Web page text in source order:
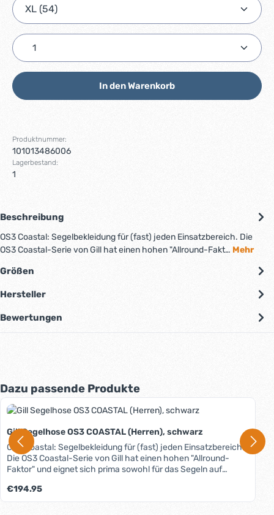
Produkt Anzahl: Gib den gewünschten Wert ein
In den Warenkorb
Produktnummer:
101013486006
Lagerbestand:
1
Beschreibung
OS3 Coastal: Segelbekleidung für (fast) jeden Einsatzbereich. Die
OS3 Coastal-Serie von Gill hat einen hohen "Allround-Fakt… Mehr
Größen
Hersteller
Bewertungen
Produktgalerie überspringen
Dazu passende Produkte
Gill Segelhose OS3 COASTAL (Herren), schwarz
OS3 Coastal: Segelbekleidung für (fast) jeden Einsatzbereich.
Die OS3 Coastal-Serie von Gill hat einen hohen "Allround-
Faktor" und eignet sich prima sowohl für das Segeln auf
Ausstattung sorgen für guten Wetterschutz, hohe
Funktionalität und angenehmen Tragekomfort. Das zweilagige
Regulärer Preis:
€194.95